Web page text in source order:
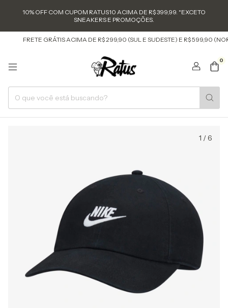
10% OFF COM CUPOM RATUS10 ACIMA DE R$ 399,99. *EXCETO
SNEAKERS E PROMOÇÕES.
FRETE GRÁTIS ACIMA DE R$ 299,90 (SUL E SUDESTE) E R$ 599,90
0
1 /6